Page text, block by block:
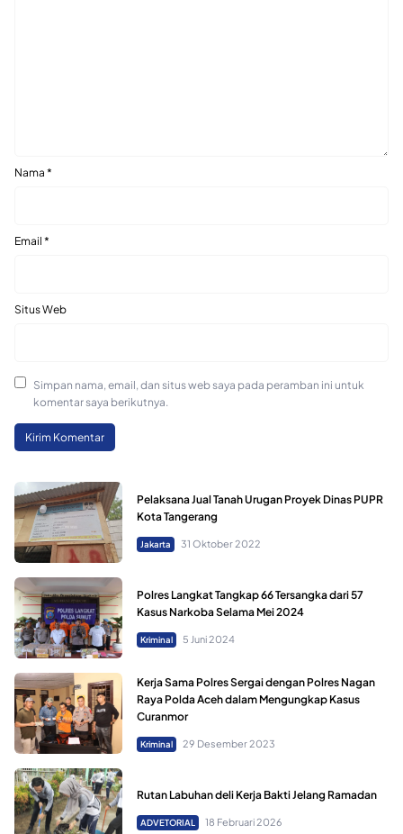
Nama *
Email *
Situs Web
Simpan nama, email, dan situs web saya pada peramban ini untuk
komentar saya berikutnya.
Pelaksana Jual Tanah Urugan Proyek Dinas PUPR
Kota Tangerang
Jakarta 31 Oktober 2022
Polres Langkat Tangkap 66 Tersangka dari 57
Kasus Narkoba Selama Mei 2024
Kriminal 5 Juni 2024
Kerja Sama Polres Sergai dengan Polres Nagan
Raya Polda Aceh dalam Mengungkap Kasus
Curanmor
Kriminal 29 Desember 2023
Rutan Labuhan deli Kerja Bakti Jelang Ramadan
ADVETORIAL 18 Februari 2026